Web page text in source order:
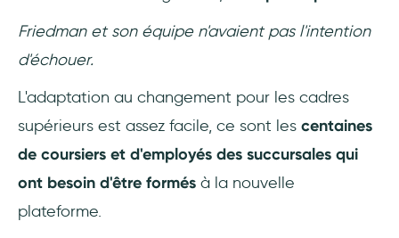
Friedman et son équipe n'avaient pas l'intention
d'échouer.
L'adaptation au changement pour les cadres
supérieurs est assez facile, ce sont les centaines
de coursiers et d'employés des succursales qui
ont besoin d'être formés à la nouvelle
plateforme.